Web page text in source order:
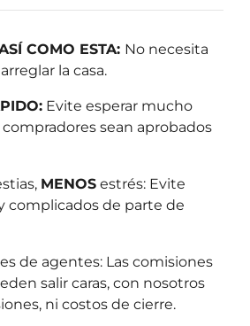
COMO ESTA: No necesita
la casa.
Evite esperar mucho
sean aprobados
MENOS estrés: Evite
complicados de parte de
de agentes: Las comisiones
salir caras, con nosotros
ni costos de cierre.